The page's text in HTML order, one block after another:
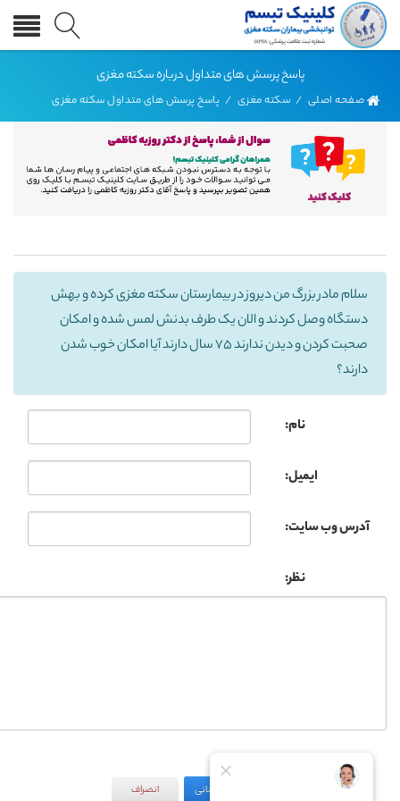
پاسخ پرسش های متداول درباره سکته مغزی
صفحه اصلی / سکته مغزی / پاسخ پرسش های متداول سکته مغزی
سلام مادر بزرگ من دیروز در بیمارستان سکته مغزی کرده و بهش
دستگاه وصل کردند و الان یک طرف بدنش لمس شده و امکان
صحبت کردن و دیدن ندارند ۷۵ سال دارند آیا امکان خوب شدن
دارند؟
نام:
ایمیل:
آدرس وب سایت:
نظر:
به‌روزرسانی انصراف